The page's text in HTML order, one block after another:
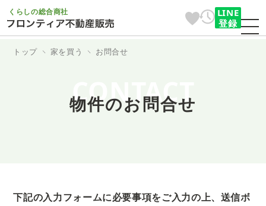
くらしの総合商社
LINE
登録
トップ 家を買う お問合せ
CONTACT
物件のお問合せ
下記の入力フォームに必要事項をご入力の上、送信ボ